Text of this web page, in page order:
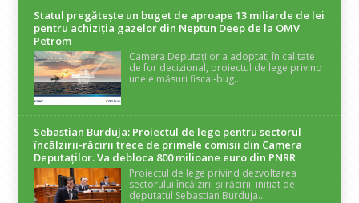
Statul pregătește un buget de aproape 13 miliarde de lei
pentru achiziția gazelor din Neptun Deep de la OMV
Petrom
Camera Deputaților a adoptat, în calitate
de for decizional, proiectul de lege privind
unele măsuri fiscal-bug...
Sebastian Burduja: Proiectul de lege pentru sectorul
încălzirii-răcirii trece de primele comisii din Camera
Deputaților. Va debloca 800 milioane euro din PNRR
Proiectul de lege privind dezvoltarea
sectorului încălzirii și răcirii, inițiat de
deputatul Sebastian Burduja...